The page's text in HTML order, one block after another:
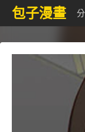
包子漫畫